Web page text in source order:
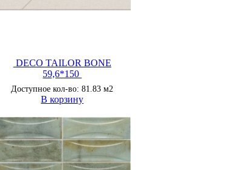
DECO TAILOR BONE
59,6*150
Доступное кол-во: 81.83 м2
В корзину